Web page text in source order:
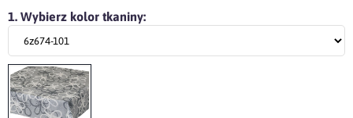
1. Wybierz kolor tkaniny: